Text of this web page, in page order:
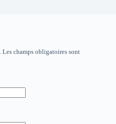
Les champs obligatoires sont